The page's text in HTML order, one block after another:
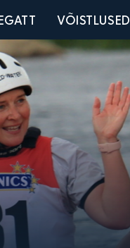
VÕISTLUSED